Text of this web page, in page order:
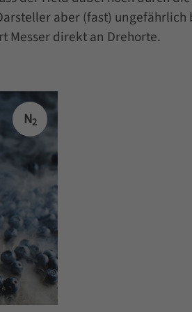
aber (fast)
Messer direkt an Drehorte.
N2